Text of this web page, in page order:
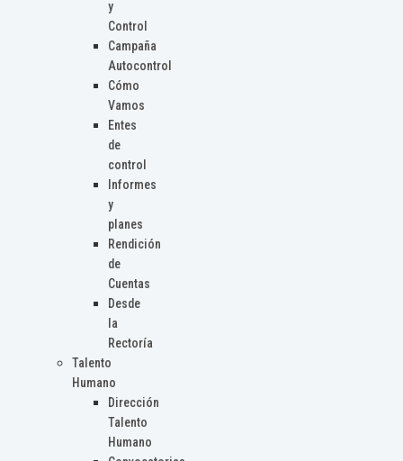
y
Control
Campaña
Autocontrol
Cómo
Vamos
Entes
de
control
Informes
y
planes
Rendición
de
Cuentas
Desde
la
Rectoría
Talento
Humano
Dirección
Talento
Humano